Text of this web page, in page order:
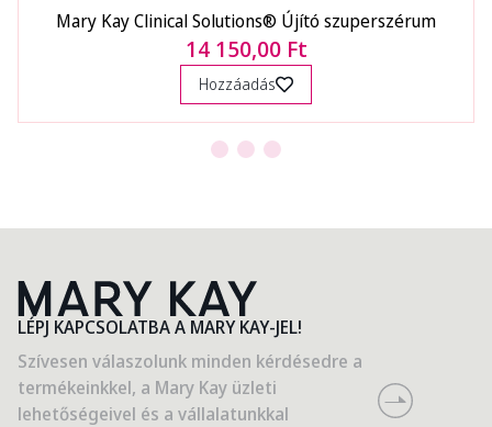
Mary Kay Clinical Solutions® Újító szuperszérum
14 150,00 Ft
Hozzáadás
LÉPJ KAPCSOLATBA A MARY KAY-JEL!
Szívesen válaszolunk minden kérdésedre a
termékeinkkel, a Mary Kay üzleti
lehetőségeivel és a vállalatunkkal